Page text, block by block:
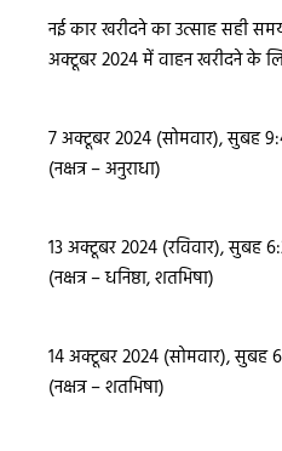
नई कार खरीदने का उत्साह सही
अक्टूबर 2024 में वाहन खरीदने के
7 अक्टूबर 2024 (सोमवार), सुबह
(नक्षत्र – अनुराधा)
13 अक्टूबर 2024 (रविवार),
(नक्षत्र – धनिष्ठा, शतभिषा)
14 अक्टूबर 2024 (सोमवार),
(नक्षत्र – शतभिषा)